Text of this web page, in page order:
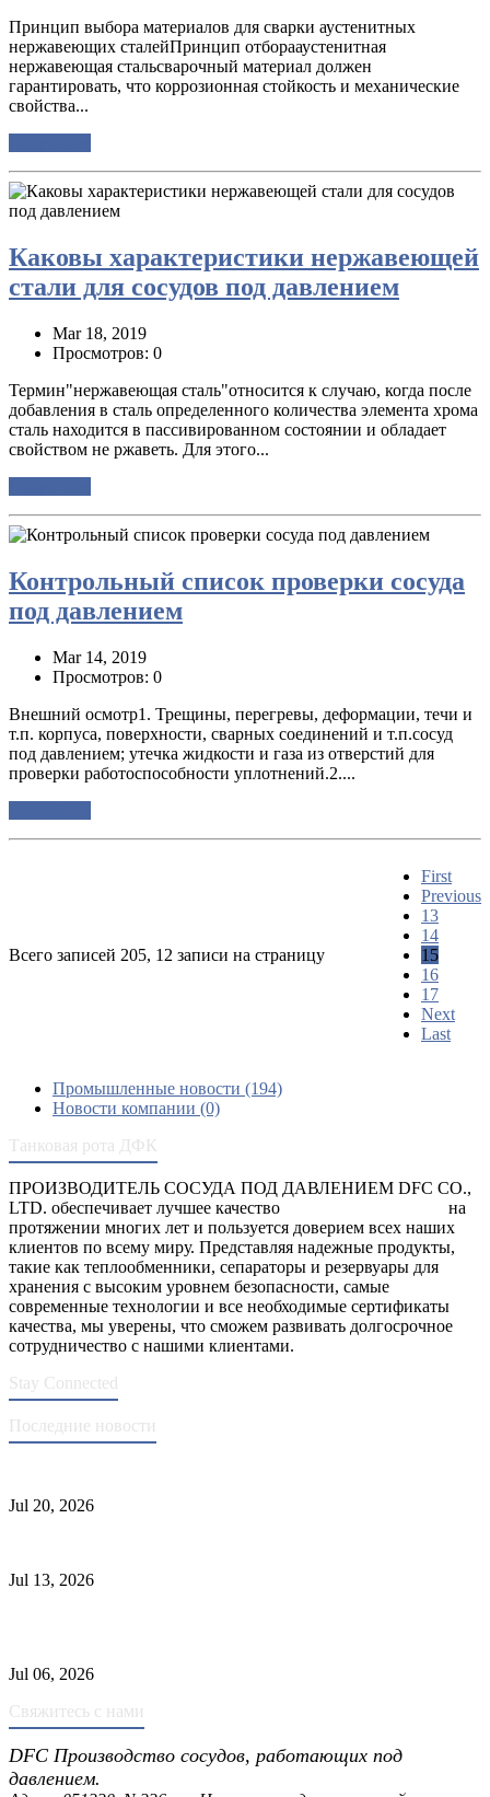
Принцип выбора материалов для сварки аустенитных
нержавеющих сталейПринцип отборааустенитная
нержавеющая стальсварочный материал должен
гарантировать, что коррозионная стойкость и механические
свойства...
Каковы характеристики нержавеющей
стали для сосудов под давлением
Mar 18, 2019
Просмотров: 0
Термин"нержавеющая сталь"относится к случаю, когда после
добавления в сталь определенного количества элемента хрома
сталь находится в пассивированном состоянии и обладает
свойством не ржаветь. Для этого...
Контрольный список проверки сосуда
под давлением
Mar 14, 2019
Просмотров: 0
Внешний осмотр1. Трещины, перегревы, деформации, течи и
т.п. корпуса, поверхности, сварных соединений и т.п.сосуд
под давлением; утечка жидкости и газа из отверстий для
проверки работоспособности уплотнений.2....
Всего записей 205, 12 записи на страницу
First
Previous
13
14
15
16
17
Next
Last
Промышленные новости (194)
Новости компании (0)
Танковая рота ДФК
ПРОИЗВОДИТЕЛЬ СОСУДА ПОД ДАВЛЕНИЕМ DFC CO.,
LTD. обеспечивает лучшее качество
на
протяжении многих лет и пользуется доверием всех наших
клиентов по всему миру. Представляя надежные продукты,
такие как теплообменники, сепараторы и резервуары для
хранения с высоким уровнем безопасности, самые
современные технологии и все необходимые сертификаты
качества, мы уверены, что сможем развивать долгосрочное
сотрудничество с нашими клиентами.
Stay Connected
Последние новости
Jul 20, 2026
Jul 13, 2026
Jul 06, 2026
Свяжитесь с нами
DFC Производство сосудов, работающих под
давлением.